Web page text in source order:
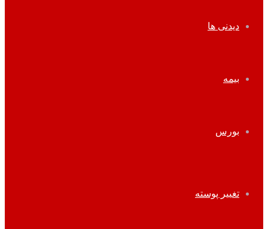
دیدنی ها
بیمه
بورس
تغییر پوسته